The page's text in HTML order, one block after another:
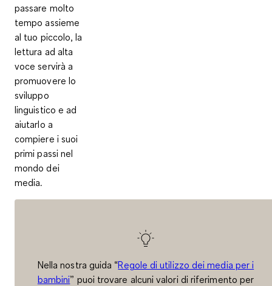
passare molto
tempo assieme
al tuo piccolo, la
lettura ad alta
voce servirà a
promuovere lo
sviluppo
linguistico e ad
aiutarlo a
compiere i suoi
primi passi nel
mondo dei
media.
Nella nostra guida “Regole di utilizzo dei media per i
bambini” puoi trovare alcuni valori di riferimento per